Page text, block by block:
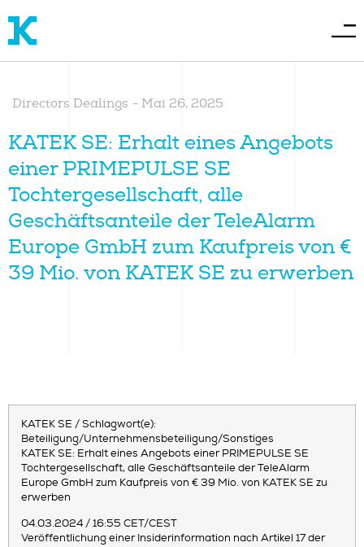
Directors Dealings - Mai 26, 2025
KATEK SE: Erhalt eines Angebots
einer PRIMEPULSE SE
Tochtergesellschaft, alle
Geschäftsanteile der TeleAlarm
Europe GmbH zum Kaufpreis von €
39 Mio. von KATEK SE zu erwerben
KATEK SE / Schlagwort(e):
Beteiligung/Unternehmensbeteiligung/Sonstiges
KATEK SE: Erhalt eines Angebots einer PRIMEPULSE SE
Tochtergesellschaft, alle Geschäftsanteile der TeleAlarm
Europe GmbH zum Kaufpreis von € 39 Mio. von KATEK SE zu
erwerben
04.03.2024 / 16:55 CET/CEST
Veröffentlichung einer Insiderinformation nach Artikel 17 der